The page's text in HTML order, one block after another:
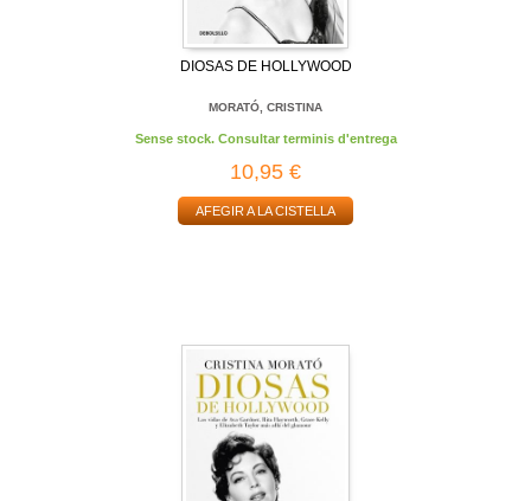
DIOSAS DE HOLLYWOOD
MORATÓ, CRISTINA
Sense stock. Consultar terminis d'entrega
10,95 €
AFEGIR A LA CISTELLA